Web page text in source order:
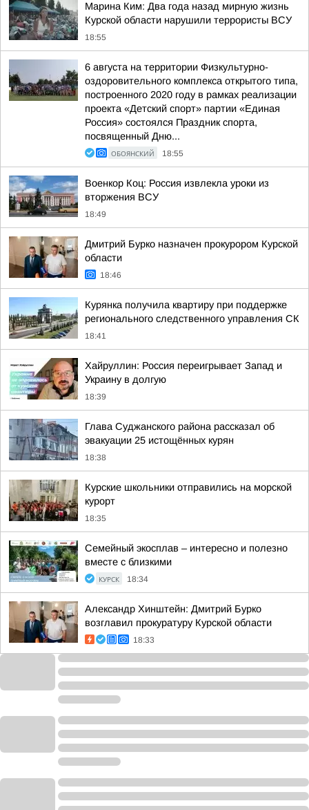
Марина Ким: Два года назад мирную жизнь
Курской области нарушили террористы ВСУ
18:55
6 августа на территории Физкультурно-
оздоровительного комплекса открытого типа,
построенного 2020 году в рамках реализации
проекта «Детский спорт» партии «Единая
Россия» состоялся Праздник спорта,
посвященный Дню...
ОБОЯНСКИЙ 18:55
Военкор Коц: Россия извлекла уроки из
вторжения ВСУ
18:49
Дмитрий Бурко назначен прокурором Курской
области
18:46
Курянка получила квартиру при поддержке
регионального следственного управления СК
18:41
Хайруллин: Россия переигрывает Запад и
Украину в долгую
18:39
Глава Суджанского района рассказал об
эвакуации 25 истощённых курян
18:38
Курские школьники отправились на морской
курорт
18:35
Семейный экосплав – интересно и полезно
вместе с близкими
КУРСК 18:34
Александр Хинштейн: Дмитрий Бурко
возглавил прокуратуру Курской области
18:33